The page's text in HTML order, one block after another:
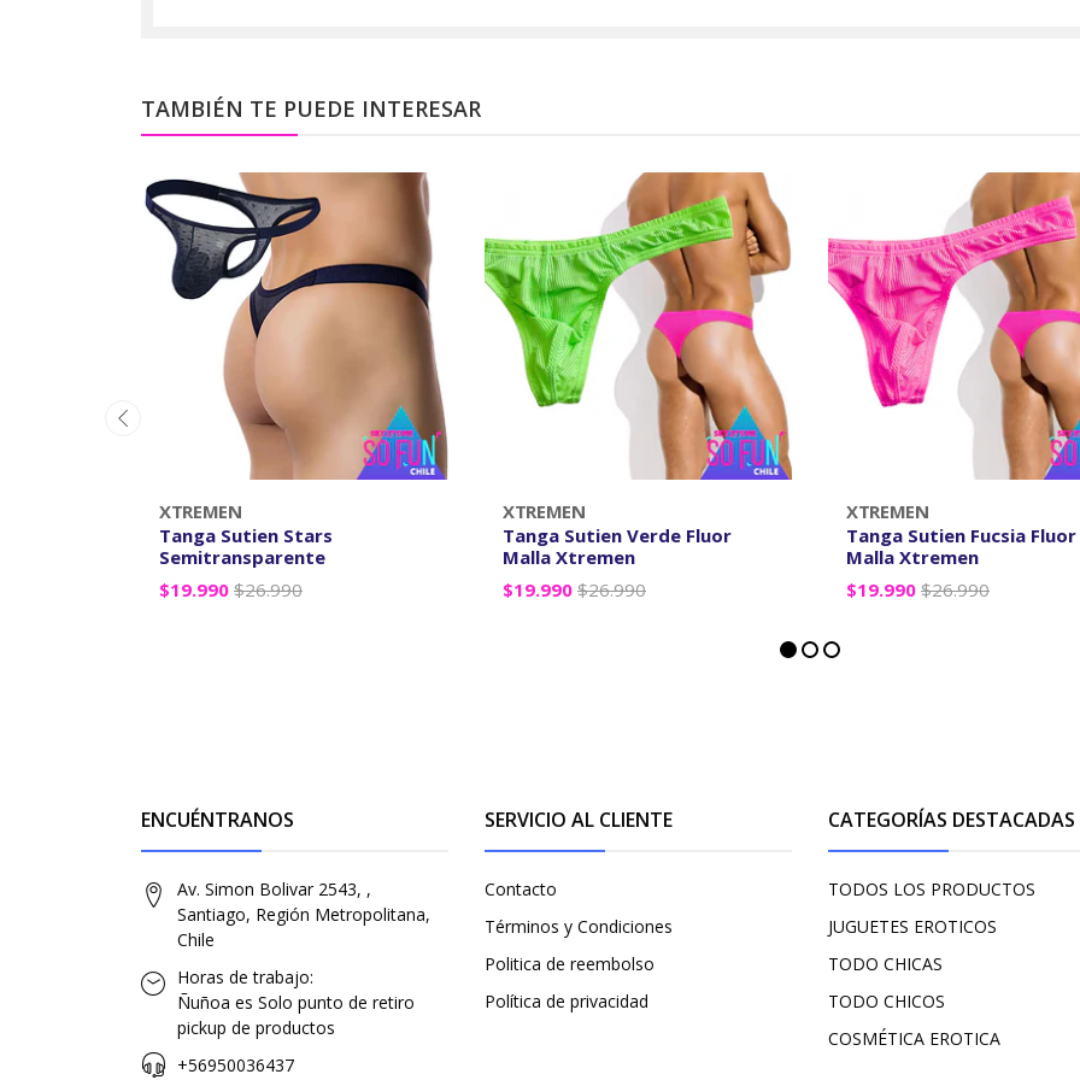
TAMBIÉN TE PUEDE INTERESAR
XTREMEN
Tanga Sutien Stars
Semitransparente
VER OPCIONES
$19.990 $26.990
XTREMEN
Tanga Sutien Verde Fluor
Malla Xtremen
VER OPCIONES
$19.990 $26.990
XTREMEN
Tanga Sutien Fucsia Fluor
Malla Xtremen
VER OPCIONES
$19.990 $26.990
ENCUÉNTRANOS
Av. Simon Bolivar 2543, ,
Santiago, Región Metropolitana,
Chile
Horas de trabajo:
Ñuñoa es Solo punto de retiro
pickup de productos
+56950036437
SERVICIO AL CLIENTE
Contacto
Términos y Condiciones
Politica de reembolso
Política de privacidad
CATEGORÍAS DESTACADAS
TODOS LOS PRODUCTOS
JUGUETES EROTICOS
TODO CHICAS
TODO CHICOS
COSMÉTICA EROTICA